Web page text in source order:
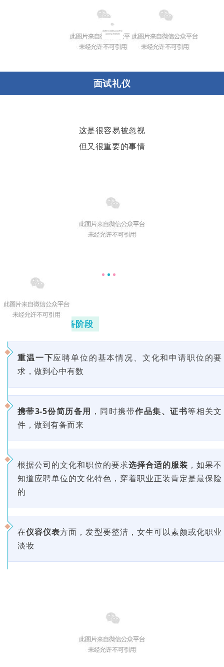
01
面试礼仪
这是很容易被忽视
但又很重要的事情
面试前的准备阶段
重温一下应聘单位的基本情况、文化和申请职位的要
求，做到心中有数
携带3-5份简历备用 ，同时携带作品集、证书等相关文
件，做到有备而来
根据公司的文化和职位的要求选择合适的服装 ，如果不
知道应聘单位的文化特色，穿着职业正装肯定是最保险
的
在仪容仪表方面，发型要整洁，女生可以素颜或化职业
淡妆